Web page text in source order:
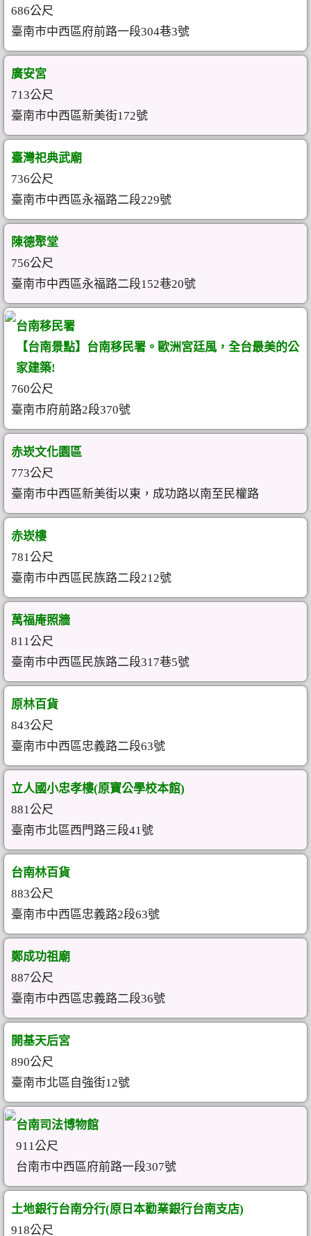
686公尺
臺南市中西區府前路一段304巷3號
廣安宮
713公尺
臺南市中西區新美街172號
臺灣祀典武廟
736公尺
臺南市中西區永福路二段229號
陳德聚堂
756公尺
臺南市中西區永福路二段152巷20號
台南移民署
【台南景點】台南移民署。歐洲宮廷風，全台最美的公
家建築!
760公尺
臺南市府前路2段370號
赤崁文化園區
773公尺
臺南市中西區新美街以東，成功路以南至民權路
赤崁樓
781公尺
臺南市中西區民族路二段212號
萬福庵照牆
811公尺
臺南市中西區民族路二段317巷5號
原林百貨
843公尺
臺南市中西區忠義路二段63號
立人國小忠孝樓(原寶公學校本館)
881公尺
臺南市北區西門路三段41號
台南林百貨
883公尺
臺南市中西區忠義路2段63號
鄭成功祖廟
887公尺
臺南市中西區忠義路二段36號
開基天后宮
890公尺
臺南市北區自強街12號
台南司法博物館
911公尺
台南市中西區府前路一段307號
土地銀行台南分行(原日本勸業銀行台南支店)
918公尺